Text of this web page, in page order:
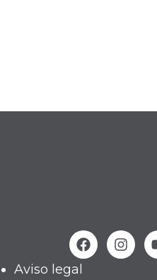
Aviso legal